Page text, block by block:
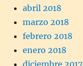
abril 2018
marzo 2018
febrero 2018
enero 2018